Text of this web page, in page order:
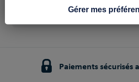
Paiements sécurisés
Gérer mes